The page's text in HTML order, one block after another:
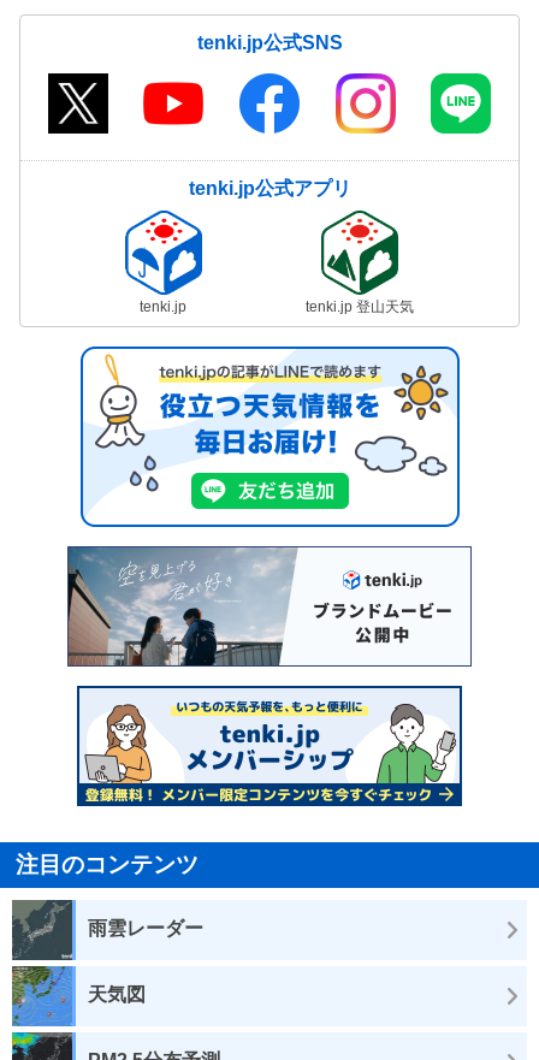
tenki.jp公式SNS
tenki.jp公式アプリ
tenki.jp tenki.jp 登山天気
注目のコンテンツ
雨雲レーダー
天気図